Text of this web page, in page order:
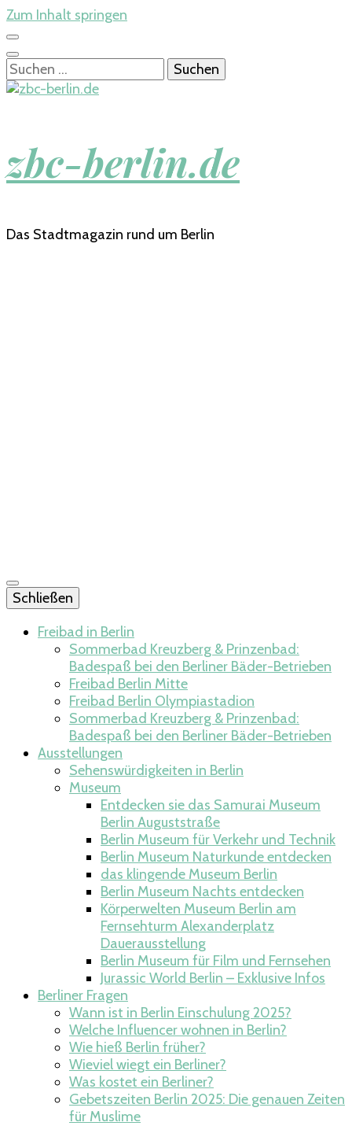
Zum Inhalt springen
Suchen
nach:
zbc-berlin.de
Das Stadtmagazin rund um Berlin
Schließen
Freibad in Berlin
Sommerbad Kreuzberg & Prinzenbad:
Badespaß bei den Berliner Bäder-Betrieben
Freibad Berlin Mitte​
Freibad Berlin Olympiastadion​
Sommerbad Kreuzberg & Prinzenbad:
Badespaß bei den Berliner Bäder-Betrieben
Ausstellungen
Sehenswürdigkeiten in Berlin
Museum
Entdecken sie das Samurai Museum
Berlin Auguststraße
Berlin Museum für Verkehr und Technik
Berlin Museum Naturkunde entdecken
das klingende Museum Berlin
Berlin Museum Nachts entdecken
Körperwelten Museum Berlin am
Fernsehturm Alexanderplatz
Dauerausstellung
Berlin Museum für Film und Fernsehen
Jurassic World Berlin – Exklusive Infos
Berliner Fragen
Wann ist in Berlin Einschulung 2025?
Welche Influencer wohnen in Berlin​?
Wie hieß Berlin früher?
Wieviel wiegt ein Berliner​?
Was kostet ein Berliner?
Gebetszeiten Berlin 2025: Die genauen Zeiten
für Muslime